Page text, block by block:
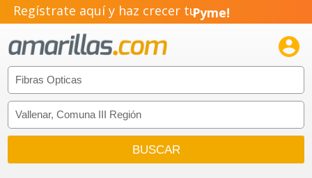
Regístrate aquí y haz crecer tuPyme!
Emprendimiento!
